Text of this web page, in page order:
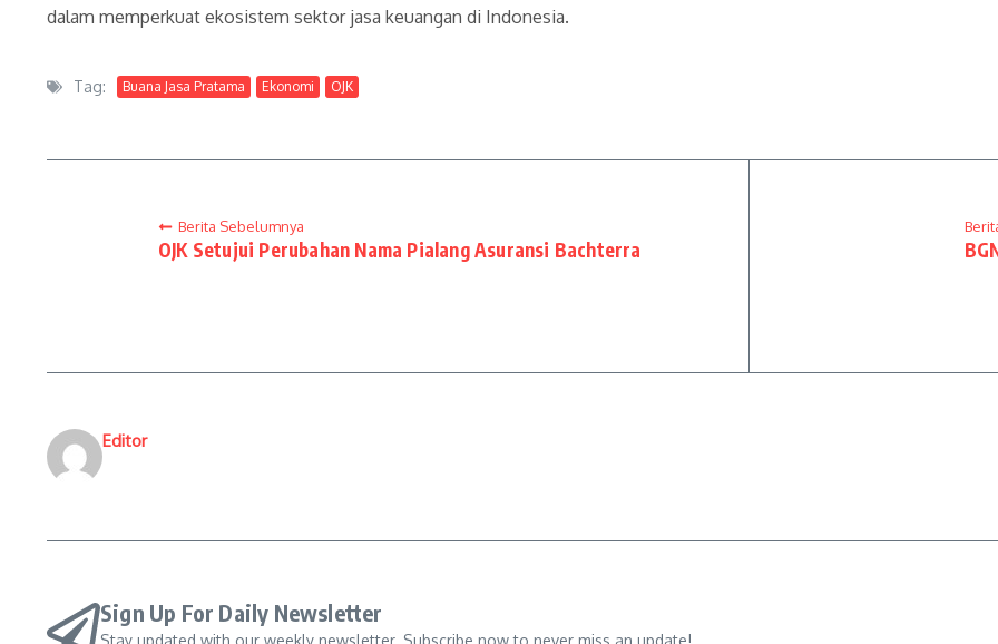
dalam memperkuat ekosistem sektor jasa keuangan di Indonesia.
Tag: Buana Jasa Pratama Ekonomi OJK
Berita Sebelumnya
OJK Setujui Perubahan Nama Pialang Asuransi Bachterra
Editor
Sign Up For Daily Newsletter
Stay updated with our weekly newsletter. Subscribe now to never miss an update!